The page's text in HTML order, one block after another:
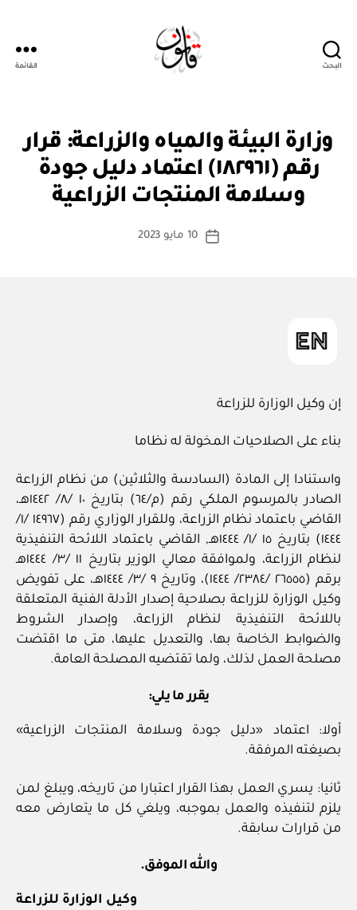
البحث القائمة
التصنيفات
وزارة البيئة والمياه والزراعة: قرار
رقم (١٨٢٩٦١) اعتماد دليل جودة
وسلامة المنتجات الزراعية
كاتب
بو
ا
س
ة
تاريخ
10 مايو 2023
إن وكيل الوزارة للزراعة
بناء على الصلاحيات المخولة له نظاما
واستنادا إلى المادة (السادسة والثلاثين) من نظام الزراعة
الصادر بالمرسوم الملكي رقم (م/٦٤) بتاريخ ١٠ /٨/ ١٤٤٢هـ،
القاضي باعتماد نظام الزراعة، وللقرار الوزاري رقم (١٤٩٦٧ /١/
١٤٤٤) بتاريخ ١٥ /١/ ١٤٤٤هـ, القاضي باعتماد اللائحة التنفيذية
لنظام الزراعة، ولموافقة معالي الوزير بتاريخ ١١ /٣/ ١٤٤٤هـ
برقم (٢٦٥٥٥ /٢٣٨٤/ ١٤٤٤)، وتاريخ ٩ /٣/ ١٤٤٤هـ، على تفويض
وكيل الوزارة للزراعة بصلاحية إصدار الأدلة الفنية المتعلقة
باللائحة التنفيذية لنظام الزراعة، وإصدار الشروط
والضوابط الخاصة بها، والتعديل عليها، متى ما اقتضت
مصلحة العمل لذلك، ولما تقتضيه المصلحة العامة.
يقرر ما يلي:
أولا: اعتماد «دليل جودة وسلامة المنتجات الزراعية»
بصيغته المرفقة.
ثانيا: يسري العمل بهذا القرار اعتبارا من تاريخه، ويبلغ لمن
يلزم لتنفيذه والعمل بموجبه، ويلغي كل ما يتعارض معه
من قرارات سابقة.
والله الموفق.
وكيل الوزارة للزراعة